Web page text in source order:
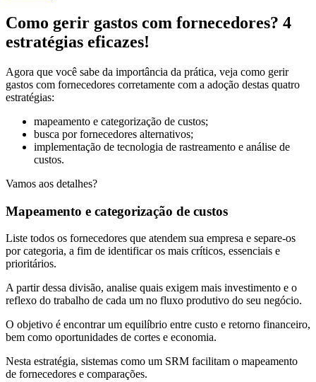
Como gerir gastos com fornecedores? 4
estratégias eficazes!
Agora que você sabe da importância da prática, veja como gerir
gastos com fornecedores corretamente com a adoção destas quatro
estratégias:
mapeamento e categorização de custos;
busca por fornecedores alternativos;
implementação de tecnologia de rastreamento e análise de
custos.
Vamos aos detalhes?
Mapeamento e categorização de custos
Liste todos os fornecedores que atendem sua empresa e separe-os
por categoria, a fim de identificar os mais críticos, essenciais e
prioritários.
A partir dessa divisão, analise quais exigem mais investimento e o
reflexo do trabalho de cada um no fluxo produtivo do seu negócio.
O objetivo é encontrar um equilíbrio entre custo e retorno financeiro,
bem como oportunidades de cortes e economia.
Nesta estratégia, sistemas como um SRM facilitam o mapeamento
de fornecedores e comparações.